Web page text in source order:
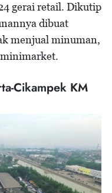
gerai retail. Dikutip
dibuat
menjual minuman,
Cikampek KM